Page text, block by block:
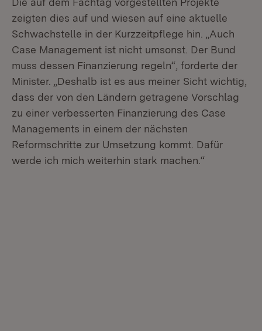
zeigten dies auf und wiesen auf eine aktuelle
Schwachstelle in der Kurzzeitpflege hin. „Auch
Case Management ist nicht umsonst. Der Bund
muss dessen Finanzierung regeln“, forderte der
Minister. „Deshalb ist es aus meiner Sicht wichtig,
dass der von den Ländern getragene Vorschlag
zu einer verbesserten Finanzierung des Case
Managements in einem der nächsten
Reformschritte zur Umsetzung kommt. Dafür
werde ich mich weiterhin stark machen.“